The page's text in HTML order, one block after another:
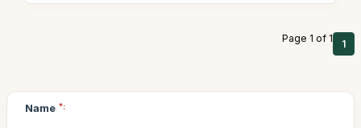
Page 1 of 1 1
Name *: